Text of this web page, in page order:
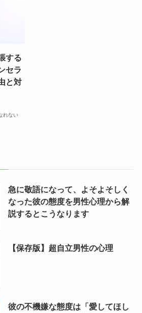
する
セラ
と対
れない
急に敬語になって、よそよそしく
なった彼の態度を男性心理から解
説するとこうなります
【保存版】超自立男性の心理
彼の不機嫌な態度は「愛してほし